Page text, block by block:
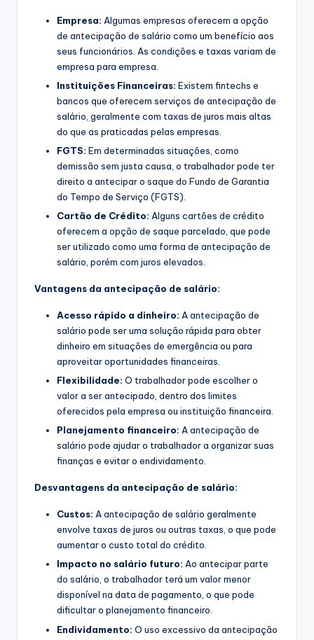
Empresa: Algumas empresas oferecem a opção
de antecipação de salário como um benefício aos
seus funcionários. As condições e taxas variam de
empresa para empresa.
Instituições Financeiras: Existem fintechs e
bancos que oferecem serviços de antecipação de
salário, geralmente com taxas de juros mais altas
do que as praticadas pelas empresas.
FGTS: Em determinadas situações, como
demissão sem justa causa, o trabalhador pode ter
direito a antecipar o saque do Fundo de Garantia
do Tempo de Serviço (FGTS).
Cartão de Crédito: Alguns cartões de crédito
oferecem a opção de saque parcelado, que pode
ser utilizado como uma forma de antecipação de
salário, porém com juros elevados.
Vantagens da antecipação de salário:
Acesso rápido a dinheiro: A antecipação de
salário pode ser uma solução rápida para obter
dinheiro em situações de emergência ou para
aproveitar oportunidades financeiras.
Flexibilidade: O trabalhador pode escolher o
valor a ser antecipado, dentro dos limites
oferecidos pela empresa ou instituição financeira.
Planejamento financeiro: A antecipação de
salário pode ajudar o trabalhador a organizar suas
finanças e evitar o endividamento.
Desvantagens da antecipação de salário:
Custos: A antecipação de salário geralmente
envolve taxas de juros ou outras taxas, o que pode
aumentar o custo total do crédito.
Impacto no salário futuro: Ao antecipar parte
do salário, o trabalhador terá um valor menor
disponível na data de pagamento, o que pode
dificultar o planejamento financeiro.
Endividamento: O uso excessivo da antecipação